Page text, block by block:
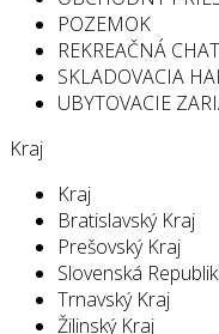
POZEMOK
REKREAČNÁ
SKLADOVACIA
UBYTOVACIE
Kraj
Kraj
Bratislavský Kraj
Prešovský Kraj
Slovenská
Trnavský Kraj
Žilinský Kraj